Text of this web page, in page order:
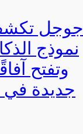
جوجل
نموذج
جديدة في